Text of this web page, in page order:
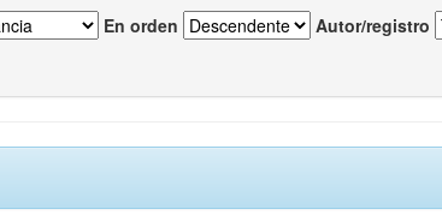
En orden Autor/registro